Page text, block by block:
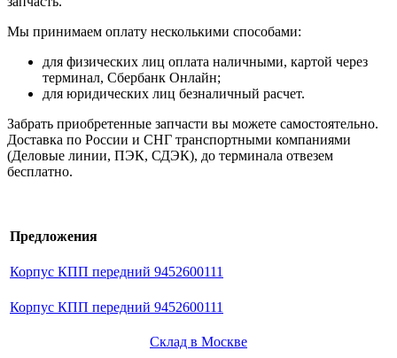
Мы принимаем оплату несколькими способами:
для физических лиц оплата наличными, картой через
терминал, Сбербанк Онлайн;
для юридических лиц безналичный расчет.
Забрать приобретенные запчасти вы можете самостоятельно.
Доставка по России и СНГ транспортными компаниями
(Деловые линии, ПЭК, СДЭК), до терминала отвезем
бесплатно.
Предложения
Корпус КПП передний 9452600111
Корпус КПП передний 9452600111
Склад в Москве